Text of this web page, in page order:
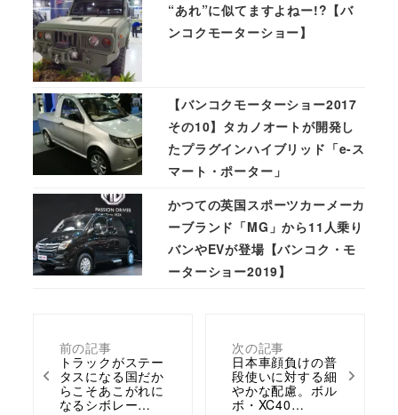
前の記事
トラックがステー
タスになる国だか
らこそあこがれに
なるシボレー…
次の記事
日本車顔負けの普
段使いに対する細
やかな配慮。ボル
ボ・XC40…
“あれ”に似てますよねー!?【バ
ンコクモーターショー】
【バンコクモーターショー2017
その10】タカノオートが開発し
たプラグインハイブリッド「e-ス
マート・ポーター」
かつての英国スポーツカーメーカ
ーブランド「MG」から11人乗り
バンやEVが登場【バンコク・モ
ーターショー2019】